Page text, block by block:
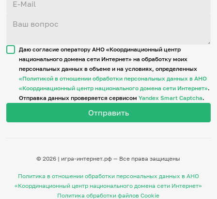
Даю согласие оператору АНО «Координационный центр
национального домена сети Интернет» на обработку моих
персональных данных в объеме и на условиях, определенных
«Политикой в отношении обработки персональных данных в АНО
«Координационный центр национального домена сети Интернет».
Отправка данных проверяется сервисомYandex Smart Captcha.
© 2026 | игра-интернет.рф — Все права защищены
Политика в отношении обработки персональных данных в АНО
«Координационный центр национального домена сети Интернет»
Политика обработки файлов Cookie